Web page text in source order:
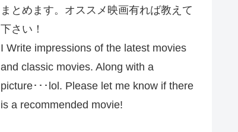
まとめます。オススメ映画有れば教えて
下さい！
I Write impressions of the latest movies
and classic movies. Along with a
picture･･･lol. Please let me know if there
is a recommended movie!